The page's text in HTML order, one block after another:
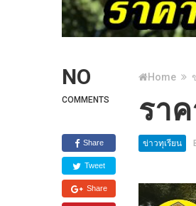
NO
COMMENTS
Share
Tweet
Share
Home
รา
ข่าวทุเรียน